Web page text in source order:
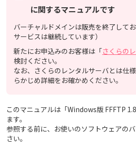
に関するマニュアルです
バーチャルドメインは販売を終了して
サービスは継続しています）
新たにお申込みのお客様は「さくらの
検討ください。
なお、さくらのレンタルサーバとは仕
らかじめ詳細をお確かめください。
このマニュアルは「Windows版 FFFTP
ます。
参照する前に、お使いのソフトウェアの
さい。